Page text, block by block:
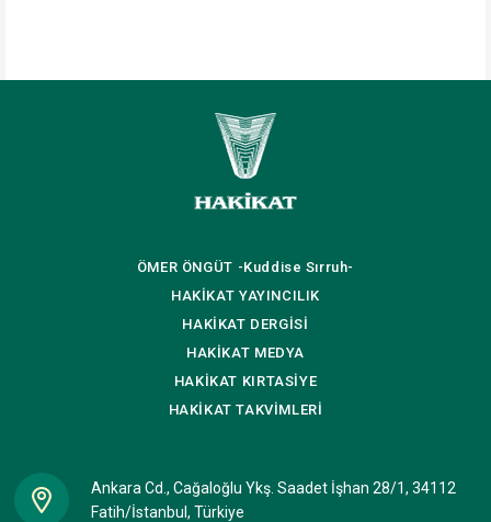
ÖMER ÖNGÜT -Kuddise Sırruh-
HAKİKAT YAYINCILIK
HAKİKAT DERGİSİ
HAKİKAT MEDYA
HAKİKAT KIRTASİYE
HAKİKATTAKVİMLERİ
Ankara Cd., Cağaloğlu Ykş. Saadet İşhan 28/1, 34112
Fatih/İstanbul, Türkiye